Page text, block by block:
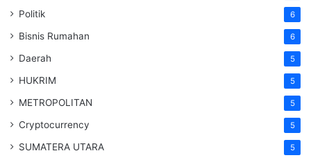
Politik 6
Bisnis Rumahan 6
Daerah 5
HUKRIM 5
METROPOLITAN 5
Cryptocurrency 5
SUMATERA UTARA 5